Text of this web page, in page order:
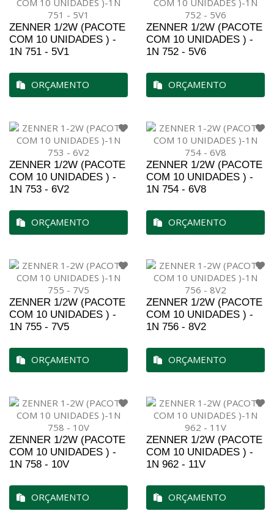
ZENNER 1/2W (PACOTE
COM 10 UNIDADES ) -
1N 751 - 5V1
ORÇAMENTO
ZENNER 1/2W (PACOTE
COM 10 UNIDADES ) -
1N 752 - 5V6
ORÇAMENTO
ZENNER 1/2W (PACOTE
COM 10 UNIDADES ) -
1N 753 - 6V2
ORÇAMENTO
ZENNER 1/2W (PACOTE
COM 10 UNIDADES ) -
1N 754 - 6V8
ORÇAMENTO
ZENNER 1/2W (PACOTE
COM 10 UNIDADES ) -
1N 755 - 7V5
ORÇAMENTO
ZENNER 1/2W (PACOTE
COM 10 UNIDADES ) -
1N 756 - 8V2
ORÇAMENTO
ZENNER 1/2W (PACOTE
COM 10 UNIDADES ) -
1N 758 - 10V
ORÇAMENTO
ZENNER 1/2W (PACOTE
COM 10 UNIDADES ) -
1N 962 - 11V
ORÇAMENTO